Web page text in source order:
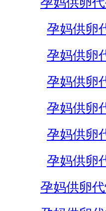
孕妈供卵
孕妈供卵
孕妈供卵
孕妈供卵
孕妈供卵
孕妈供卵
孕妈供卵